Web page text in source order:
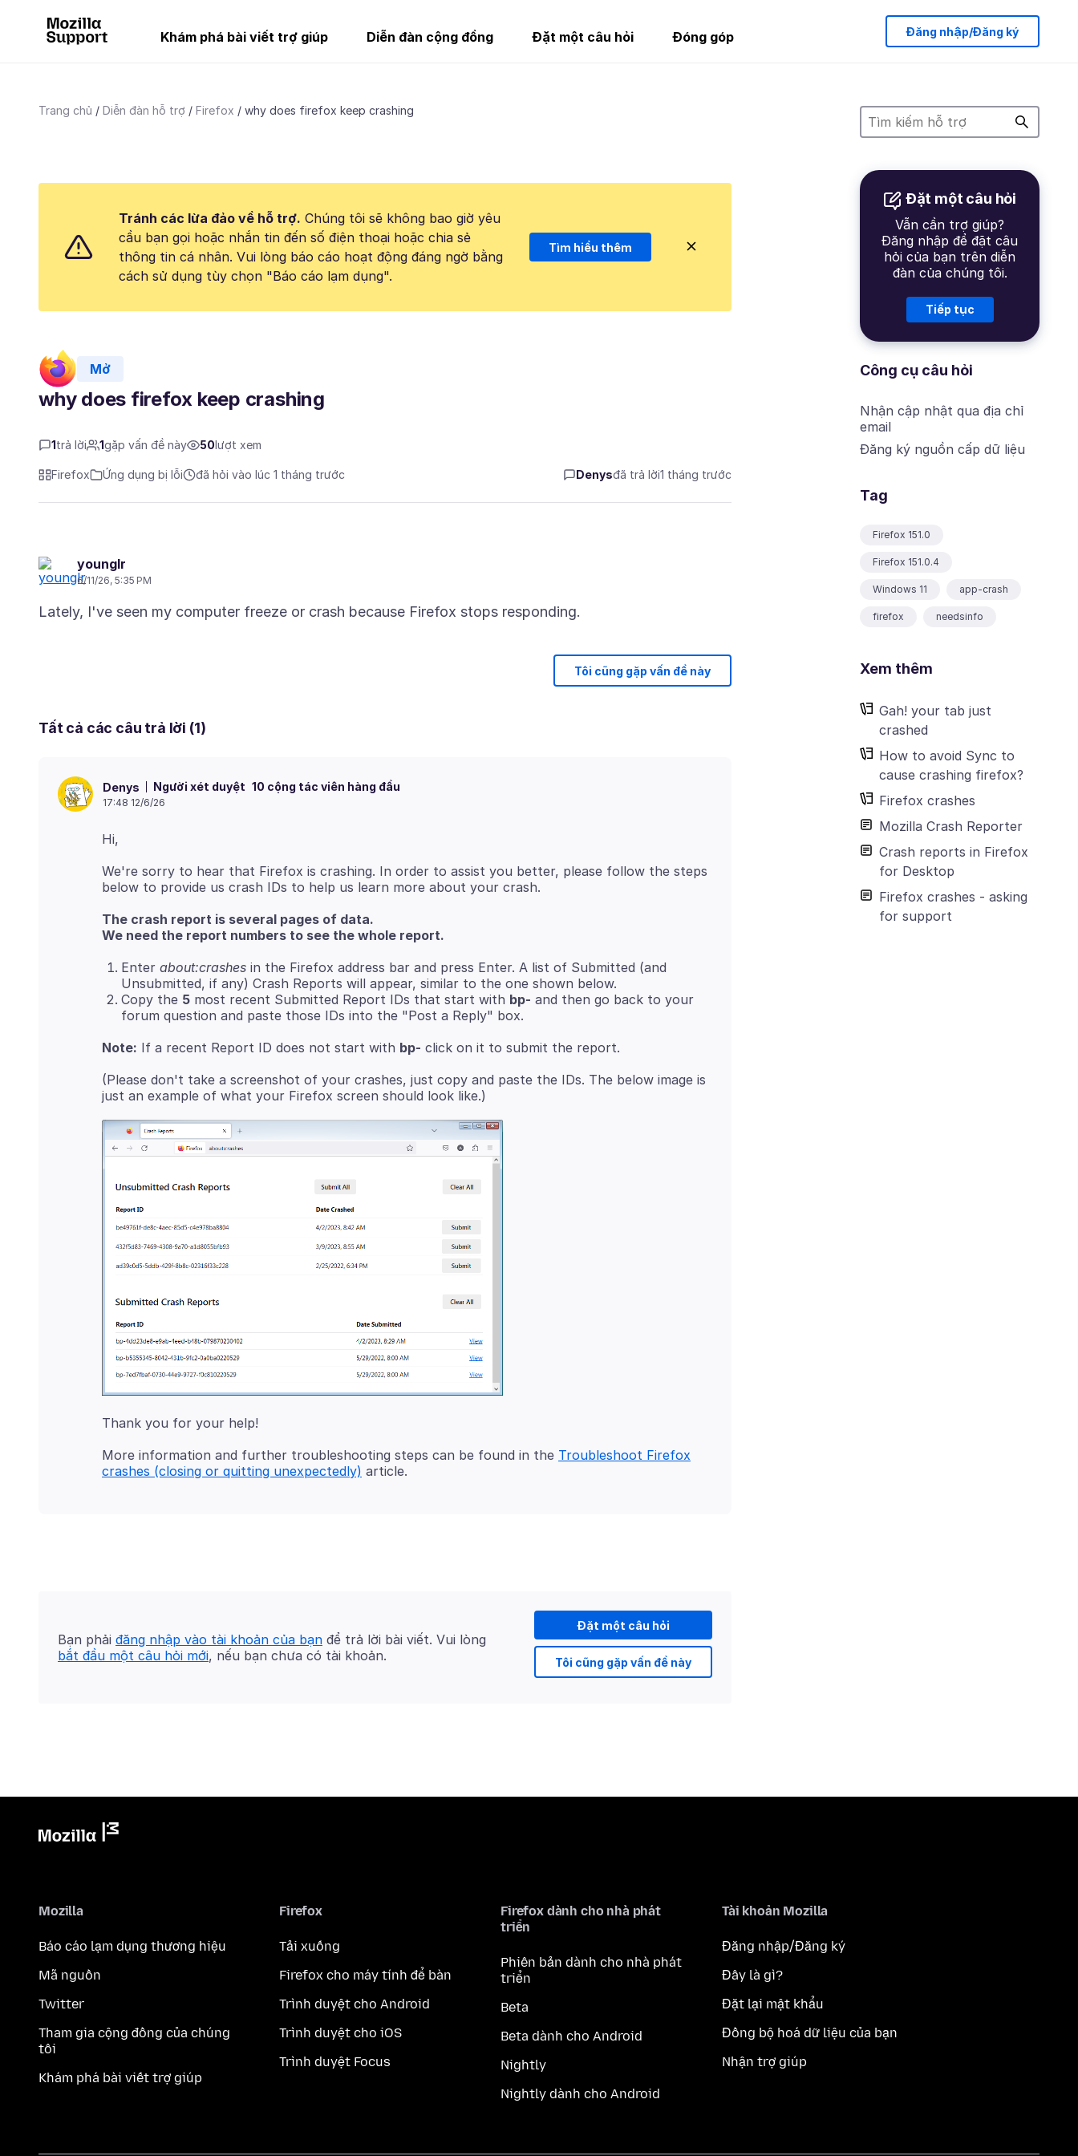
Khám phá bài viết trợ giúp Diễn đàn cộng đồng Đặt một câu hỏi Đóng góp Đăng nhập/Đăng ký
Trang chủ Diễn đàn hỗ trợ Firefox why does firefox keep crashing
Đặt một câu hỏi
Vẫn cần trợ giúp?
Đăng nhập để đặt câu
hỏi của bạn trên diễn
đàn của chúng tôi.
Tiếp tục
Công cụ câu hỏi
Nhận cập nhật qua địa chỉ
email
Đăng ký nguồn cấp dữ liệu
Tag
Firefox 151.0
Firefox 151.0.4
Windows 11 app-crash
firefox needsinfo
Xem thêm
Gah! your tab just
crashed
How to avoid Sync to
cause crashing firefox?
Firefox crashes
Mozilla Crash Reporter
Crash reports in Firefox
for Desktop
Firefox crashes - asking
for support
Tránh các lừa đảo về hỗ trợ. Chúng tôi sẽ không bao giờ yêu
cầu bạn gọi hoặc nhắn tin đến số điện thoại hoặc chia sẻ
thông tin cá nhân. Vui lòng báo cáo hoạt động đáng ngờ bằng
cách sử dụng tùy chọn "Báo cáo lạm dụng".
Tìm hiểu thêm
Mở
why does firefox keep crashing
1 trả lời 1gặp vấn đề này 50 lượt xem
Firefox Ứng dụng bị lỗi đã hỏi vào lúc 1 tháng trước Denysđã trả lời1 tháng trước
younglr
6/11/26, 5:35 PM
Tôi cũng gặp vấn đề này
Tất cả các câu trả lời (1)
Denys Người xét duyệt 10 cộng tác viên hàng đầu
17:48 12/6/26
We're sorry to hear that Firefox is crashing. In order to assist you better, please follow the steps
The crash report is several pages of data.
We need the report numbers to see the whole report.
Enter about:crashes in the Firefox address bar and press Enter. A list of Submitted (and
Unsubmitted, if any) Crash Reports will appear, similar to the one shown below.
Copy the 5 most recent Submitted Report IDs that start with bp- and then go back to your
forum question and paste those IDs into the "Post a Reply" box.
Note: If a recent Report ID does not start with bp-
(Please don't take a screenshot of your crashes, just copy and paste the IDs. The below image is
More information and further troubleshooting steps can be found in the Troubleshoot Firefox
crashes (closing or quitting unexpectedly)
Đặt một câu hỏi
Tôi cũng gặp vấn đề này
Bạn phải đăng nhập vào tài khoản của bạn để trả lời bài viết. Vui lòng
bắt đầu một câu hỏi mới, nếu bạn chưa có tài khoản.
Mozilla
Báo cáo lạm dụng thương hiệu
Mã nguồn
Twitter
Tham gia cộng đồng của chúng
tôi
Khám phá bài viết trợ giúp
Firefox
Tải xuống
Firefox cho máy tính để bàn
Trình duyệt cho Android
Trình duyệt cho iOS
Trình duyệt Focus
Firefox dành cho nhà phát
triển
Phiên bản dành cho nhà phát
triển
Beta
Beta dành cho Android
Nightly
Nightly dành cho Android
Tài khoản Mozilla
Đăng nhập/Đăng ký
Đây là gì?
Đặt lại mật khẩu
Đồng bộ hoá dữ liệu của bạn
Nhận trợ giúp